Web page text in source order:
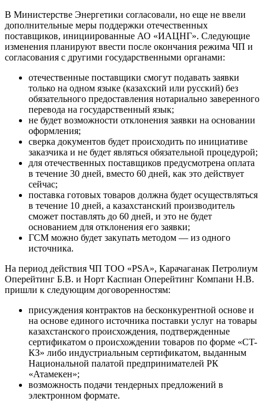
В Министерстве Энергетики согласовали, но еще не ввели
дополнительные меры поддержки отечественных
поставщиков, инициированные АО «ИАЦНГ». Следующие
изменения планируют ввести после окончания режима ЧП и
согласования с другими государственными органами:
отечественные поставщики смогут подавать заявки
только на одном языке (казахский или русский) без
обязательного предоставления нотариально заверенного
перевода на государственный язык;
не будет возможности отклонения заявки на основании
оформления;
сверка документов будет происходить по инициативе
заказчика и не будет являться обязательной процедурой;
для отечественных поставщиков предусмотрена оплата
в течение 30 дней, вместо 60 дней, как это действует
сейчас;
поставка готовых товаров должна будет осуществляться
в течение 10 дней, а казахстанский производитель
сможет поставлять до 60 дней, и это не будет
основанием для отклонения его заявки;
ГСМ можно будет закупать методом — из одного
источника.
На период действия ЧП ТОО «PSA», Карачаганак Петролиум
Оперейтинг Б.В. и Норт Каспиан Оперейтинг Компани Н.В.
пришли к следующим договоренностям:
присуждения контрактов на бесконкурентной основе и
на основе единого источника поставки услуг на товары
казахстанского происхождения, подтвержденные
сертификатом о происхождении товаров по форме «CT-
КЗ» либо индустриальным сертификатом, выданным
Национальной палатой предпринимателей РК
«Атамекен»;
возможность подачи тендерных предложений в
электронном формате.